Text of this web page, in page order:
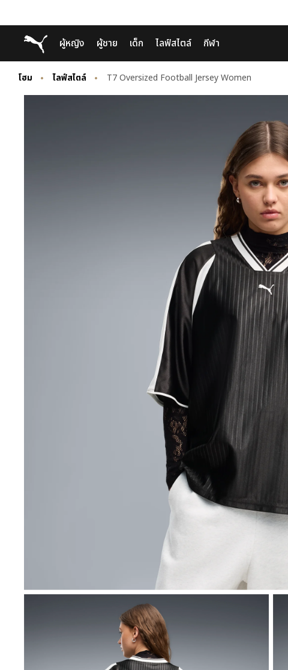
to
Main
content
to
Footer
Content
Puma โฮม
ผู้หญิง ผู้ชาย เด็ก ไลฟ์สไตล์ กีฬา
โฮม ไลฟ์สไตล์ T7 Oversized Football Jersey Women